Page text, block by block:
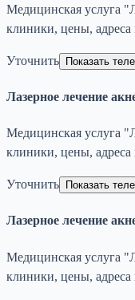
Медицинская услуга
клиники, цены, адреса
Уточнить Показать
Лазерное лечение
Медицинская услуга
клиники, цены, адреса
Уточнить Показать
Лазерное лечение
Медицинская услуга
клиники, цены, адреса